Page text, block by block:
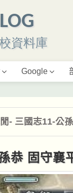
資料庫
Google
- 三國志11-公
恭 固守襄